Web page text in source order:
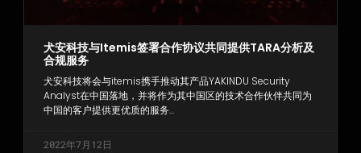
犬安科技与itemis签署合作协议共同提供TARA分析及
合规服务
犬安科技将会与itemis携手推动其产品YAKINDU Security
Analyst在中国落地，并将作为其中国区的技术合作伙伴共同为
中国的客户提供更优质的服务…
2022年7月12日